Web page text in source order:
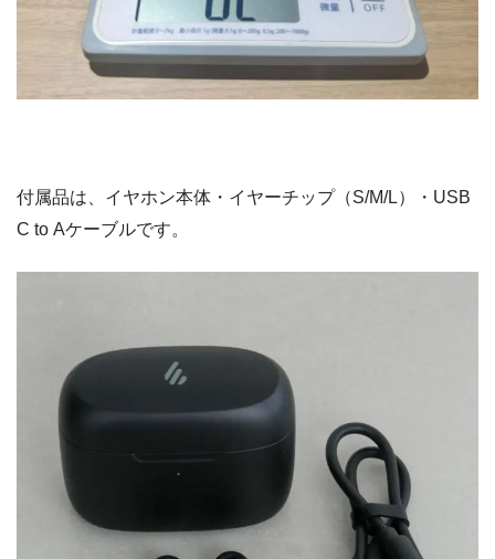
付属品は、イヤホン本体・イヤーチップ（S/M/L）・USB
C to Aケーブルです。